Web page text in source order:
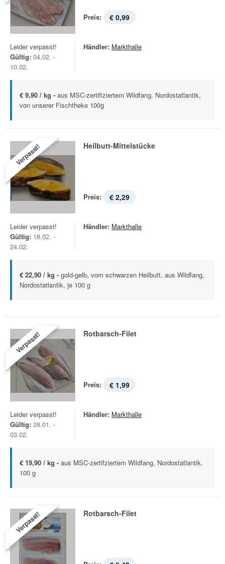
Preis: € 0,99
Leider verpasst!
Gültig: 04.02. -
10.02.
Händler: Markthalle
€ 9,90 / kg - aus MSC-zertifiziertem Wildfang, Nordostatlantik,
von unserer Fischtheke 100g
Verpasst! Heilbutt-Mittelstücke
Preis: € 2,29
Leider verpasst!
Gültig: 18.02. -
24.02.
Händler: Markthalle
€ 22,90 / kg - gold-gelb, vom schwarzen Heilbutt, aus Wildfang,
Nordostatlantik, je 100 g
Verpasst! Rotbarsch-Filet
Preis: € 1,99
Leider verpasst!
Gültig: 28.01. -
03.02.
Händler: Markthalle
€ 19,90 / kg - aus MSC-zertifziertem Wildfang, Nordostatlantik,
100 g
Verpasst! Rotbarsch-Filet